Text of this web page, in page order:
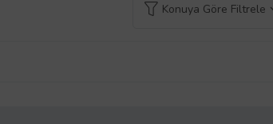
Konuya Göre Filtrele